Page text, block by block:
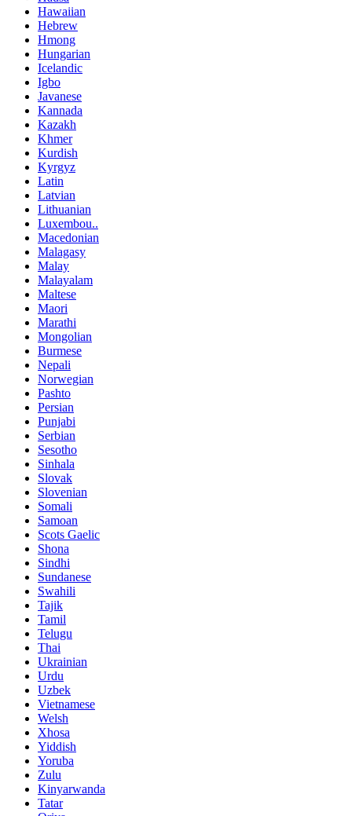
Hawaiian
Hebrew
Hmong
Hungarian
Icelandic
Igbo
Javanese
Kannada
Kazakh
Khmer
Kurdish
Kyrgyz
Latin
Latvian
Lithuanian
Luxembou..
Macedonian
Malagasy
Malay
Malayalam
Maltese
Maori
Marathi
Mongolian
Burmese
Nepali
Norwegian
Pashto
Persian
Punjabi
Serbian
Sesotho
Sinhala
Slovak
Slovenian
Somali
Samoan
Scots Gaelic
Shona
Sindhi
Sundanese
Swahili
Tajik
Tamil
Telugu
Thai
Ukrainian
Urdu
Uzbek
Vietnamese
Welsh
Xhosa
Yiddish
Yoruba
Zulu
Kinyarwanda
Tatar